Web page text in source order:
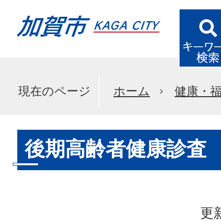
現在のページ ホーム 健康・
後期高齢者健康診査
更